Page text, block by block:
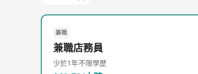
兼職
兼職店務員
少於1年不限學歷